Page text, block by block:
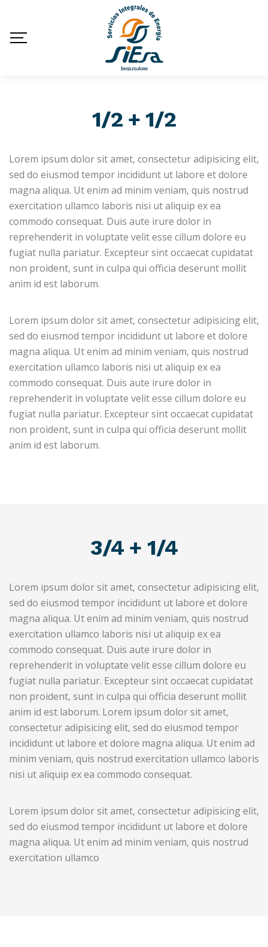
1/2 + 1/2
Lorem ipsum dolor sit amet, consectetur adipisicing elit,
sed do eiusmod tempor incididunt ut labore et dolore
magna aliqua. Ut enim ad minim veniam, quis nostrud
exercitation ullamco laboris nisi ut aliquip ex ea
commodo consequat. Duis aute irure dolor in
reprehenderit in voluptate velit esse cillum dolore eu
fugiat nulla pariatur. Excepteur sint occaecat cupidatat
non proident, sunt in culpa qui officia deserunt mollit
anim id est laborum.
Lorem ipsum dolor sit amet, consectetur adipisicing elit,
sed do eiusmod tempor incididunt ut labore et dolore
magna aliqua. Ut enim ad minim veniam, quis nostrud
exercitation ullamco laboris nisi ut aliquip ex ea
commodo consequat. Duis aute irure dolor in
reprehenderit in voluptate velit esse cillum dolore eu
fugiat nulla pariatur. Excepteur sint occaecat cupidatat
non proident, sunt in culpa qui officia deserunt mollit
anim id est laborum.
3/4 + 1/4
Lorem ipsum dolor sit amet, consectetur adipisicing elit,
sed do eiusmod tempor incididunt ut labore et dolore
magna aliqua. Ut enim ad minim veniam, quis nostrud
exercitation ullamco laboris nisi ut aliquip ex ea
commodo consequat. Duis aute irure dolor in
reprehenderit in voluptate velit esse cillum dolore eu
fugiat nulla pariatur. Excepteur sint occaecat cupidatat
non proident, sunt in culpa qui officia deserunt mollit
anim id est laborum. Lorem ipsum dolor sit amet,
consectetur adipisicing elit, sed do eiusmod tempor
incididunt ut labore et dolore magna aliqua. Ut enim ad
minim veniam, quis nostrud exercitation ullamco laboris
nisi ut aliquip ex ea commodo consequat.
Lorem ipsum dolor sit amet, consectetur adipisicing elit,
sed do eiusmod tempor incididunt ut labore et dolore
magna aliqua. Ut enim ad minim veniam, quis nostrud
exercitation ullamco